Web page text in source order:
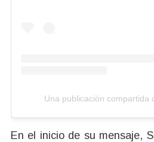
Una publicación compartida
En el inicio de su mensaje,